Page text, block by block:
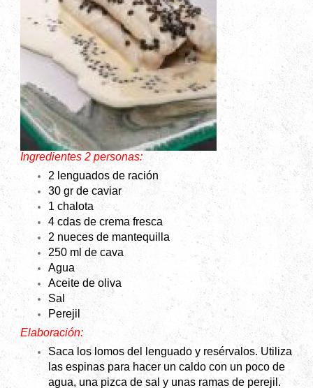
Ingredientes 2 personas:
2 lenguados de ración
30 gr de caviar
1 chalota
4 cdas de crema fresca
2 nueces de mantequilla
250 ml de cava
Agua
Aceite de oliva
Sal
Perejil
Elaboración:
Saca los lomos del lenguado y resérvalos. Utiliza
las espinas para hacer un caldo con un poco de
agua, una pizca de sal y unas ramas de perejil.